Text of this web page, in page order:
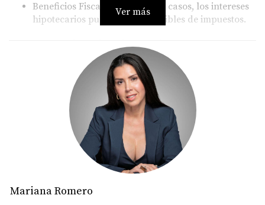
Beneficios Fiscales: En algunos casos, los intereses
hipotecarios pueden ser deducibles de impuestos.
Desventajas de Financiar
A pesar de las ventajas, también existen desventajas
significativas al financiar. Aquí se presentan algunos
Tasas de Interés Altas:Las tasas para extranjeros
pueden ser más altas que las ofrecidas a residentes.
Costos Adicionales:El financiamiento conlleva
gastos adicionales como seguros y comisiones.
generar estrés si los ingresos por alquiler son
Ver más
Mariana Romero